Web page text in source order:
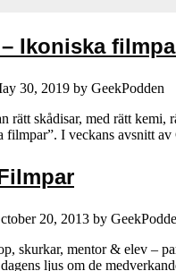
– Ikoniska
30, 2019 by GeekPodden
rätt skådisar, med rätt kemi,
filmpar”. I veckans avsnitt
20, 2013 by
skurkar, mentor & elev –
ljus om de